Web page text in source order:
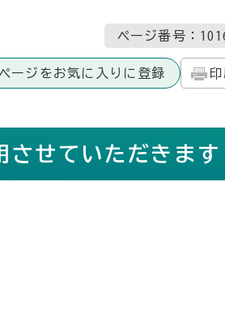
ページ番号：
ージをお気に入りに登録 印
させていただきます